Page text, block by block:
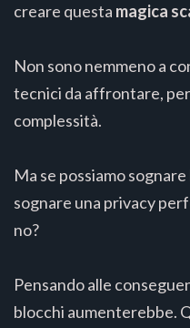
creare questa magica
Non sono nemmeno a
tecnici da affrontare,
complessità.
Ma se possiamo
sognare una privacy
no?
Pensando alle
blocchi aumenterebbe.